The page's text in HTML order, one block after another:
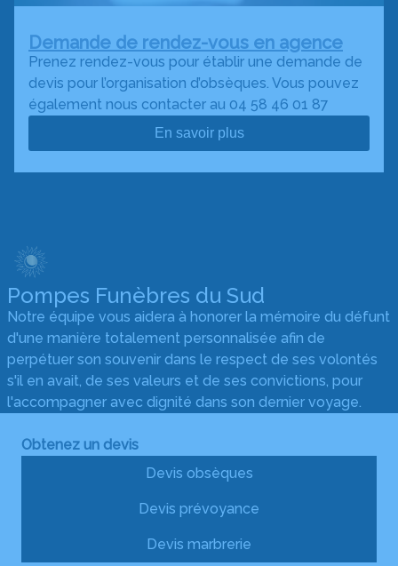
Demande de rendez-vous en agence
Prenez rendez-vous pour établir une demande de
devis pour l’organisation d’obsèques. Vous pouvez
également nous contacter au 04 58 46 01 87
En savoir plus
Pompes Funèbres du Sud
Notre équipe vous aidera à honorer la mémoire du défunt
d'une manière totalement personnalisée afin de
perpétuer son souvenir dans le respect de ses volontés
s'il en avait, de ses valeurs et de ses convictions, pour
l'accompagner avec dignité dans son dernier voyage.
Obtenez un devis
Devis obsèques
Devis prévoyance
Devis marbrerie